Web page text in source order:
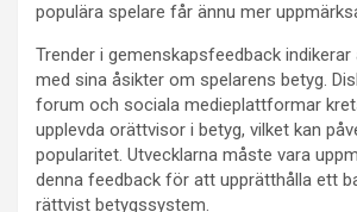
populära spelare får ännu mer
Trender i gemenskapsfeedback
med sina åsikter om spelarens betyg.
forum och sociala medieplattformar
upplevda orättvisor i betyg, vilket kan
popularitet. Utvecklarna måste vara
denna feedback för att upprätthålla ett
rättvist betygssystem.